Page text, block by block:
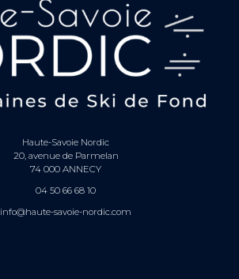
Haute-Savoie Nordic
20, avenue de Parmelan
74 000 ANNECY
04 50 66 68 10
info@haute-savoie-nordic.com